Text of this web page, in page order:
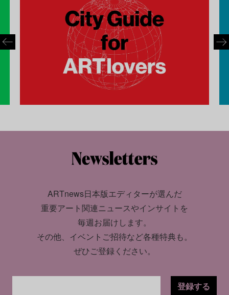
ARTnews日本版エディターが選んだ
重要アート関連ニュースやインサイトを
毎週お届けします。
その他、イベントご招待など各種特典も。
ぜひご登録ください。
登録する